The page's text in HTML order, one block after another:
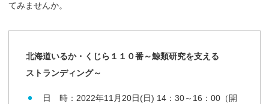
てみませんか。
北海道いるか・ くじら １１０番～鯨類研究を支える
ストランディング～
日 時：2022年11月20日(日) 14：30～16：00（開